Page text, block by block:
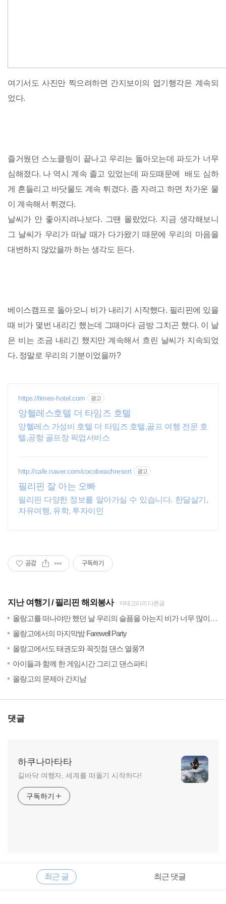
여기서도 사진만 찍으려하면 간지보이의 엽기행각은 계속되
었다.
즐거웠던 스노클링이 끝나고 우리는 돌아오는데 파도가 너무
심해졌다. 나 역시 계속 졸고 있었는데 파도때문에 배도 심하
게 흔들리고 바닷물도 계속 튀겼다. 좀 자려고 하면 차가운 물
이 계속해서 튀겼다.
날씨가 안 좋아지려나보다. 그땐 몰랐었다. 지금 생각해보니
그 날씨가 우리가 떠날 때가 다가왔기 때문에 우리의 마음을
대변하지 않았을까 하는 생각도 든다.
베이스캠프로 돌아오니 비가 내리기 시작했다. 필리핀에 있을
때 비가 몇번 내리긴 했는데 그때마다 금방 그치곤 했다. 이 날
은 비는 조금 내리긴 했지만 계속해서 흐린 날씨가 지속되었
다. 정말로 우리의 기분이었을까?
https://times-hotel.com 광고
앙헬레스호텔 더 타임즈 호텔
앙헬레스 가성비 호텔 더 타임즈 호텔,골프 여행 전문 호
텔,공항 골프장 픽업서비스
http://cafe.naver.com/cocobeachresort 광고
필리핀 잘 아는 오빠
필리핀 다양한 정보를 알아가실 수 있습니다. 한달살기,
자유여행, 유학, 투자이민
공감 구독하기
지난 여행기 필리핀 해외봉사 카테고리의 다른글
올랑고를 떠나야만 했던 날 우리의 슬픔을 아는지 비가 너무 많이 왔다
올랑고에서의 마지막밤 Farewell Party
올랑고에서도 태권도와 꼭짓점 댄스 열풍?!
아이들과 함께 한 게임시간 그리고 댄스파티
올랑고의 문제아 간지남
댓글
하쿠나마타타
길바닥 여행자, 세계를 떠돌기 시작하다!
구독하기
RECENTLY
최근 글 최근 댓글